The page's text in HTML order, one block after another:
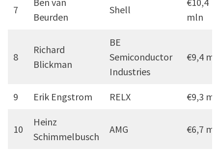
7
Beurden
Shell
mln
8
Richard
Blickman
BE
Semiconductor
Industries
€9,4
9 Erik Engstrom RELX €9,3
10
Heinz
Schimmelbusch
AMG €6,7